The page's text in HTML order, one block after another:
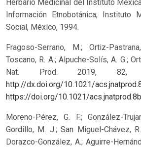
Herbario Medicinal del Instituto
Información Etnobotánica; Instituto
Social, México, 1994.
Fragoso-Serrano, M.; Ortiz-
Toscano, R. A.; Alpuche-Solís, A. G.;
Nat. Prod. 2019, 82,
http://dx.doi.org/10.1021/
https://doi.org/10.1021/
Moreno-Pérez, G. F.; González-
Gordillo, M. J.; San Miguel-Chávez,
Dorazco-González, A.; Aguirre-